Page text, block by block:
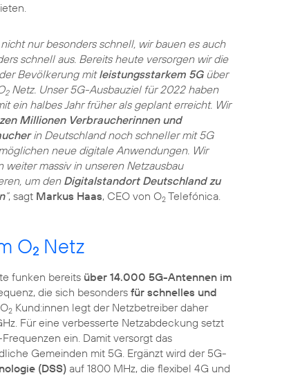
nicht nur besonders schnell, wir bauen es auch
schnell aus. Bereits heute versorgen wir die
Bevölkerung mitleistungsstarkem 5Güber
2Netz. Unser 5G-Ausbauziel für 2022 haben
ein halbes Jahr früher als geplant erreicht. Wir
Millionen Verbraucherinnen und
in Deutschland noch schneller mit 5G
neue digitale Anwendungen. Wir
weiter massiv in unseren Netzausbau
um den Digitalstandort Deutschland zu
“, sagt Markus Haas, CEO von O2Telefónica.
O2 Netz
funken bereits über 14.000 5G-Antennen im
die sich besonders für schnelles und
2 Kund:innen legt der Netzbetreiber daher
Für eine verbesserte Netzabdeckung setzt
ein. Damit versorgt das
Gemeinden mit 5G. Ergänzt wird der 5G-
(DSS) auf 1800 MHz, die flexibel 4G und